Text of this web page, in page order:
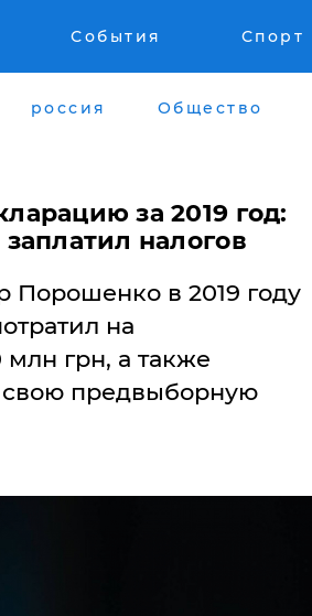
События Спорт
россия Общество
за 2019 год:
налогов
Порошенко в 2019 году
на
млн грн, а также
свою предвыборную